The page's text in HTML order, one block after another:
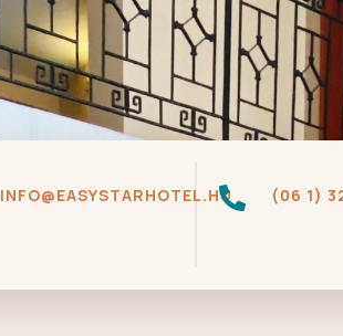
INFO@EASYSTARHOTEL.HU (06 1)